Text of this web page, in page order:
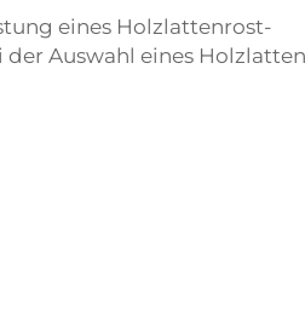
eines Holzlattenrost-
Auswahl eines
vernachlässigen jedoch
Ich habe bereits …